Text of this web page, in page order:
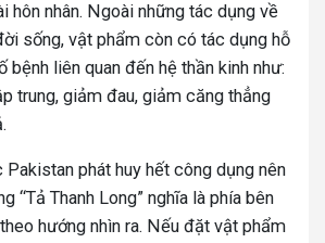
hôn nhân. Ngoài những tác dụng về
sống, vật phẩm còn có tác dụng hỗ
liên quan đến hệ thần kinh như:
trung, giảm đau, giảm căng thẳng
phát huy hết công dụng nên
“Tả Thanh Long” nghĩa là phía bên
hướng nhìn ra. Nếu đặt vật phẩm